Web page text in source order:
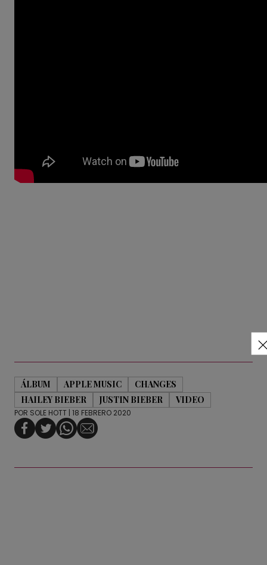
ÁLBUM APPLE MUSIC
CHANGES
HAILEY BIEBER
JUSTIN BIEBER VIDEO
POR SOLE HOTT | 18 FEBRERO 2020